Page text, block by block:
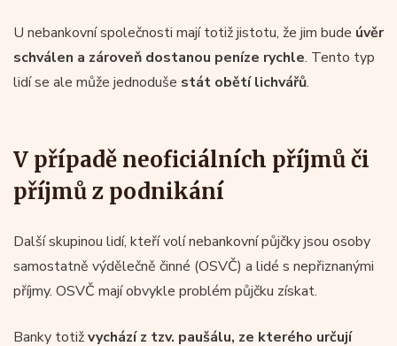
U nebankovní společnosti mají totiž jistotu, že jim bude úvěr
schválen a zároveň dostanou peníze rychle. Tento typ
lidí se ale může jednoduše stát obětí lichvářů.
V případě neoficiálních příjmů či
příjmů z podnikání
Další skupinou lidí, kteří volí nebankovní půjčky jsou osoby
samostatně výdělečně činné (OSVČ) a lidé s nepřiznanými
příjmy. OSVČ mají obvykle problém půjčku získat.
Banky totižvychází z tzv. paušálu, ze kterého určují